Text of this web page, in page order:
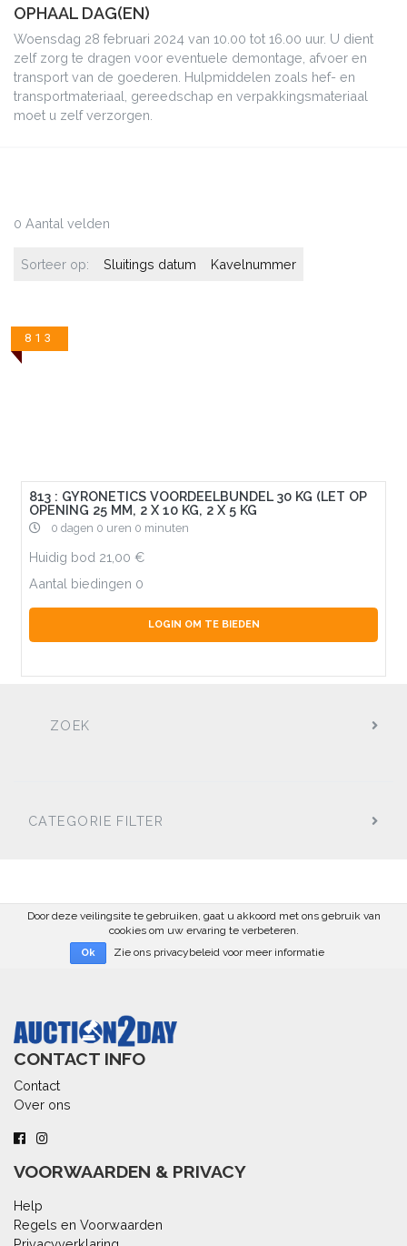
OPHAAL DAG(EN)
Woensdag 28 februari 2024 van 10.00 tot 16.00 uur. U dient
zelf zorg te dragen voor eventuele demontage, afvoer en
transport van de goederen. Hulpmiddelen zoals hef- en
transportmateriaal, gereedschap en verpakkingsmateriaal
moet u zelf verzorgen.
0 Aantal velden
Sorteer op: Sluitings datum Kavelnummer
813
813 : GYRONETICS VOORDEELBUNDEL 30 KG (LET OP
OPENING 25 MM, 2 X 10 KG, 2 X 5 KG
0 dagen 0 uren 0 minuten
Huidig bod 21,00
Aantal biedingen 0
LOGIN OM TE BIEDEN
ZOEK
CATEGORIE FILTER
Door deze veilingsite te gebruiken, gaat u akkoord met ons gebruik van
cookies om uw ervaring te verbeteren.
Ok Zie ons privacybeleid voor meer informatie
CONTACT INFO
Contact
Over ons
VOORWAARDEN & PRIVACY
Help
Regels en Voorwaarden